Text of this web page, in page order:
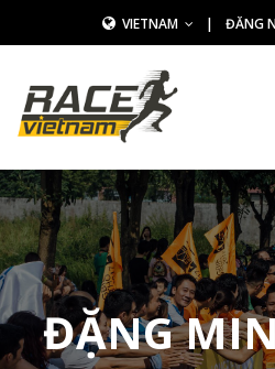
VIETNAM | ĐĂNG
ĐẶNG